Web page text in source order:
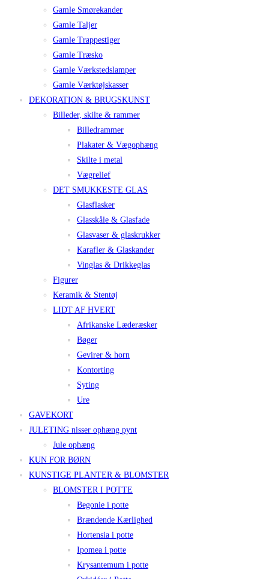
Gamle Smørekander
Gamle Taljer
Gamle Trappestiger
Gamle Træsko
Gamle Værkstedslamper
Gamle Værktøjskasser
DEKORATION & BRUGSKUNST
Billeder, skilte & rammer
Billedrammer
Plakater & Vægophæng
Skilte i metal
Vægrelief
DET SMUKKESTE GLAS
Glasflasker
Glasskåle & Glasfade
Glasvaser & glaskrukker
Karafler & Glaskander
Vinglas & Drikkeglas
Figurer
Keramik & Stentøj
LIDT AF HVERT
Afrikanske Læderæsker
Bøger
Gevirer & horn
Kontorting
Syting
Ure
GAVEKORT
JULETING nisser ophæng pynt
Jule ophæng
KUN FOR BØRN
KUNSTIGE PLANTER & BLOMSTER
BLOMSTER I POTTE
Begonie i potte
Brændende Kærlighed
Hortensia i potte
Ipomea i potte
Krysantemum i potte